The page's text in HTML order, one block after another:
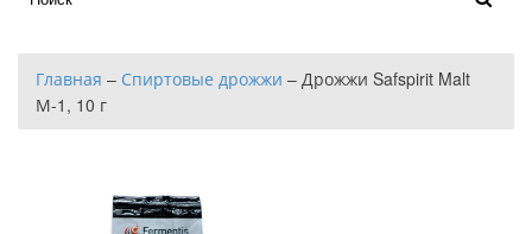
Главная – Спиртовые дрожжи – Дрожжи Safspirit Malt
М-1, 10 г